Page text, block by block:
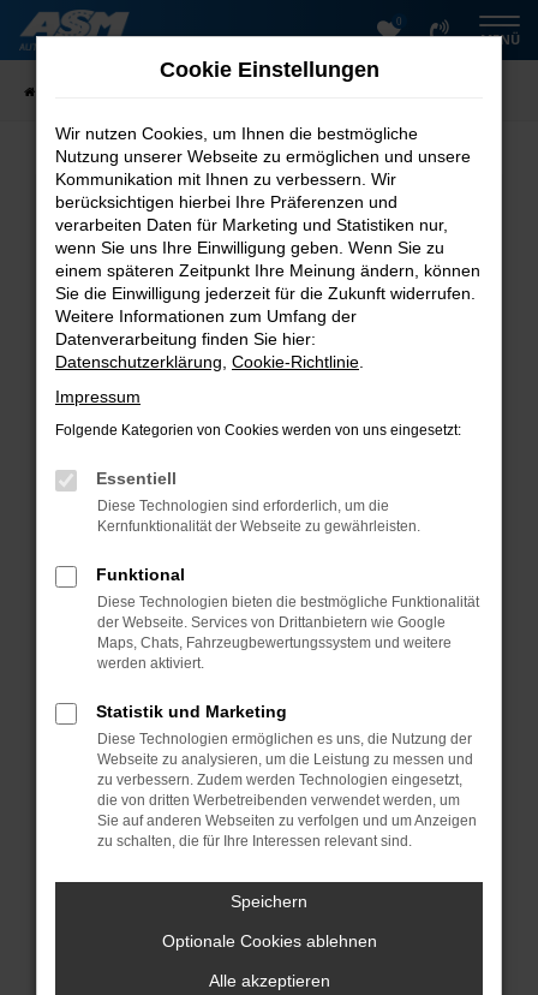
Zum
Hauptinhalt
0
MENÜ
Fehler: Network Error
Beim Laden ist ein Fehler aufgetreten.
Hier sind ein paar Tipps, die dir helfen können:
Überprüfe deine Firewall und deine
Internetverbindung.
Laden andere Webseiten, zum Beispiel deine
Suchmaschine?
Prüfe deine Browsererweiterungen.
das Laden bestimmter Seiten verhindern.
Funktioniert die Seite in einem anderen Browser
oder in einem privaten Fenster?
Das kann manchmal helfen, vorübergehende
Probleme zu beheben.
Stelle sicher, dass dein Browser und dein
Betriebssystem auf dem neuesten Stand sind.
Sicherheitsrisiko, sondern kann auch dazu führen,
dass bestimmte Funktionen nicht mehr
unterstützt werden.
Wende dich an den Webseitenbetreiber.
Wenn du alle oben genannten Schritte versucht
hast, kontaktiere uns bitte. Wir werden versuchen,
das Problem zu beheben. Du kannst uns diesen
Text schicken, um uns bei der Fehlersuche zu
unterstützen:
ewogICJuYW1lIjogIk5ldHdvcmtFcnJvciIsCiAgI
Cookie Einstellungen
Wir nutzen Cookies, um Ihnen die bestmögliche
Nutzung unserer Webseite zu ermöglichen und unsere
Kommunikation mit Ihnen zu verbessern. Wir
berücksichtigen hierbei Ihre Präferenzen und
verarbeiten Daten für Marketing und Statistiken nur,
wenn Sie uns Ihre Einwilligung geben. Wenn Sie zu
einem späteren Zeitpunkt Ihre Meinung ändern, können
Sie die Einwilligung jederzeit für die Zukunft widerrufen.
Weitere Informationen zum Umfang der
Datenverarbeitung finden Sie hier:
Datenschutzerklärung Cookie-Richtlinie
Impressum
Folgende Kategorien von Cookies werden von uns eingesetzt:
Essentiell
Diese Technologien sind erforderlich, um die
Kernfunktionalität der Webseite zu gewährleisten.
Funktional
Diese Technologien bieten die bestmögliche Funktionalität
der Webseite. Services von Drittanbietern wie Google
Maps, Chats, Fahrzeugbewertungssystem und weitere
werden aktiviert.
Statistik und Marketing
Diese Technologien ermöglichen es uns, die Nutzung der
Webseite zu analysieren, um die Leistung zu messen und
zu verbessern. Zudem werden Technologien eingesetzt,
die von dritten Werbetreibenden verwendet werden, um
Sie auf anderen Webseiten zu verfolgen und um Anzeigen
zu schalten, die für Ihre Interessen relevant sind.
Speichern
Optionale Cookies ablehnen
Alle akzeptieren